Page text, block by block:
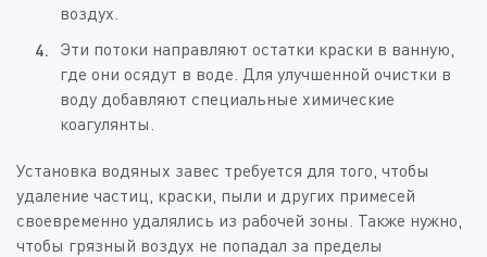
воздух.
Эти потоки направляют остатки краски в ванную,
где они осядут в воде. Для улучшенной очистки в
воду добавляют специальные химические
коагулянты.
Установка водяных завес требуется для того, чтобы
удаление частиц, краски, пыли и других примесей
своевременно удалялись из рабочей зоны. Также нужно,
чтобы грязный воздух не попадал за пределы